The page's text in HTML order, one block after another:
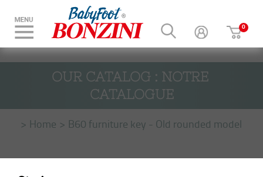
OUR CATALOG : NOTRE
CATALOGUE
Home B60 furniture key - Old rounded model